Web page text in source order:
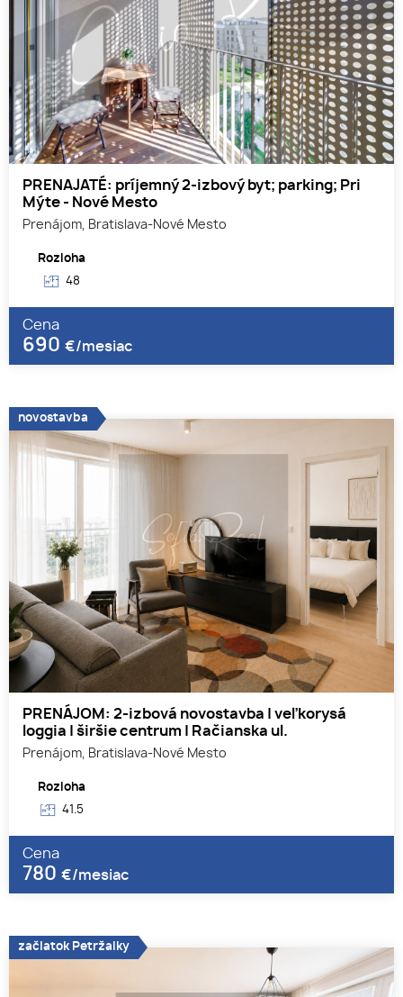
PRENAJATÉ: príjemný 2-izbový byt; parking; Pri
Mýte - Nové Mesto
Prenájom, Bratislava-Nové Mesto
Rozloha
48
Cena
690 €/mesiac
PRENÁJOM: 2-izbová novostavba | veľkorysá
loggia | širšie centrum | Račianska ul.
Prenájom, Bratislava-Nové Mesto
Rozloha
41.5
Cena
780 €/mesiac
novostavba
začiatok Petržalky